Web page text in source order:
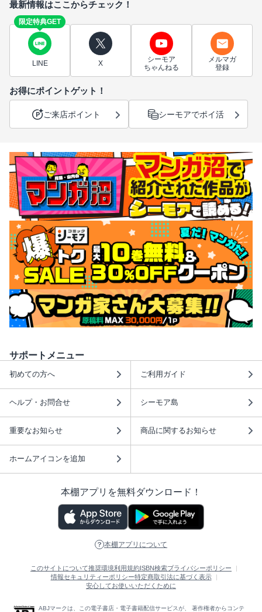
最新情報はここからチェック！
限定特典GET
LINE X
シーモア
ちゃんねる
メルマガ
登録
お得にポイントゲット！
ご来店ポイント シーモアでポイ活
サポートメニュー
初めての方へ ご利用ガイド
ヘルプ・お問合せ シーモア島
重要なお知らせ 商品に関するお知らせ
ホームアイコンを追加
本棚アプリを無料ダウンロード！
本棚アプリについて
このサイトについて推奨環境利用規約 ISBN検索プライバシーポリシー
情報セキュリティーポリシー特定商取引法に基づく表示
安心してお使いいただくために
ABJマークは、この電子書店・電子書籍配信サービスが、 著作権者からコンテ